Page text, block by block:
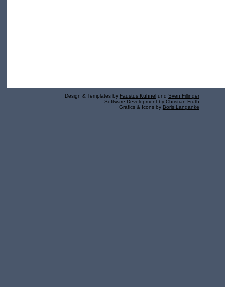
Design & Templates by Faustus Kühnel und Sven Fillinger
Software Development by Christian Fruth
Grafics & Icons by Boris Langanke